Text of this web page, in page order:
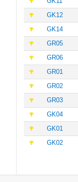
GK12
GK14
GR05
GR06
GR01
GR02
GR03
GK04
GK01
GK02